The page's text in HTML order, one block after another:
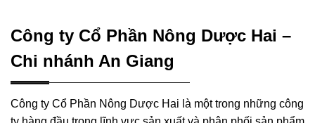
Công ty Cổ Phần Nông Dược Hai –
Chi nhánh An Giang
Công ty Cổ Phần Nông Dược Hai là một trong những công